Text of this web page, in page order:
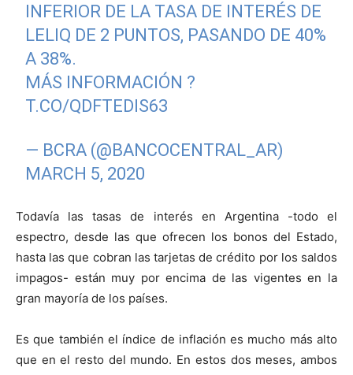
INFERIOR DE LA TASA DE INTERÉS DE
LELIQ DE 2 PUNTOS, PASANDO DE 40%
A 38%.
MÁS INFORMACIÓN ?
T.CO/QDFTEDIS63
— BCRA (@BANCOCENTRAL_AR)
MARCH 5, 2020
Todavía las tasas de interés en Argentina -todo el
espectro, desde las que ofrecen los bonos del Estado,
hasta las que cobran las tarjetas de crédito por los saldos
impagos- están muy por encima de las vigentes en la
gran mayoría de los países.
Es que también el índice de inflación es mucho más alto
que en el resto del mundo. En estos dos meses, ambos